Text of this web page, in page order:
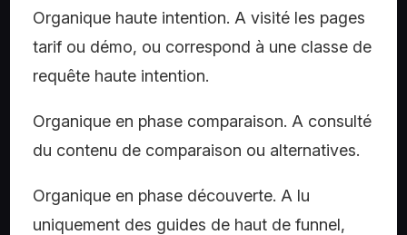
Organique haute intention. A visité les pages
tarif ou démo, ou correspond à une classe de
requête haute intention.
Organique en phase comparaison. A consulté
du contenu de comparaison ou alternatives.
Organique en phase découverte. A lu
uniquement des guides de haut de funnel,